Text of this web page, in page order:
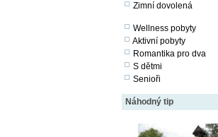
Zimní dovolená
Wellness pobyty
Aktivní pobyty
Romantika pro dva
S dětmi
Senioři
Náhodný tip